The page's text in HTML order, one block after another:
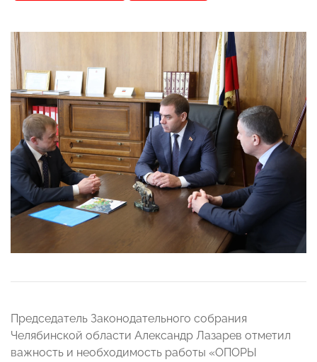
Председатель Законодательного собрания
Челябинской области Александр Лазарев отметил
важность и необходимость работы «ОПОРЫ